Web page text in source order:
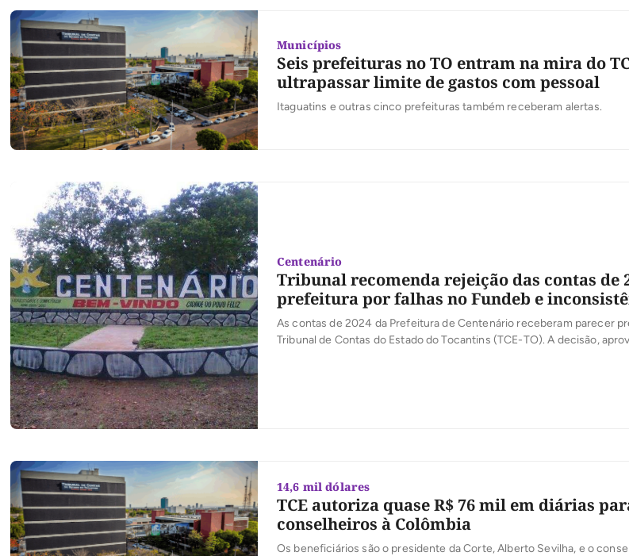
Municípios
Seis prefeituras no TO entram na mira do
ultrapassar limite de gastos com pessoal
Itaguatins e outras cinco prefeituras também receberam alertas.
Centenário
Tribunal recomenda rejeição das contas de
prefeitura por falhas no Fundeb e
As contas de 2024 da Prefeitura de Centenário receberam parecer
Tribunal de Contas do Estado do Tocantins (TCE-TO). A decisão,
14,6 mil dólares
TCE autoriza quase R$ 76 mil em diárias
conselheiros à Colômbia
Os beneficiários são o presidente da Corte, Alberto Sevilha, e o